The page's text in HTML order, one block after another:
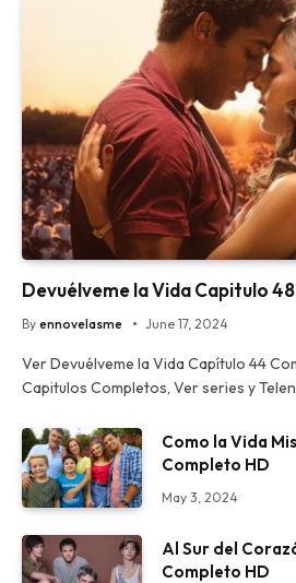
Devuélveme la Vida Capitulo 48
By ennovelasme June 17, 2024
Ver Devuélveme la Vida Capítulo 44
Capitulos Completos, Ver series y
Como la Vida
Completo HD
May 3, 2024
Al Sur del
Completo HD